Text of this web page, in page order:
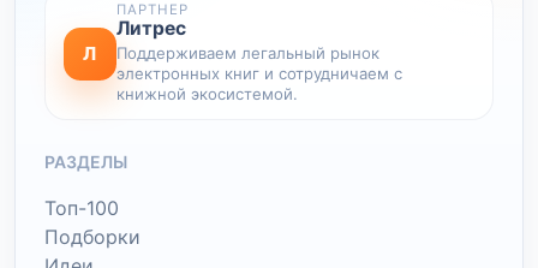
Л
ПАРТНЕР
Литрес
Поддерживаем легальный рынок
электронных книг и сотрудничаем с
книжной экосистемой.
РАЗДЕЛЫ
Топ-100
Подборки